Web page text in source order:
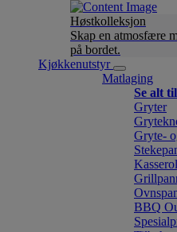
Høstkolleksjon
Skap en atmosfære
på bordet.
Kjøkkenutstyr
Matlaging
Se alt
Gryter
Gryte-
BBQ